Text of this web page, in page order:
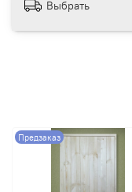
Выбрать
Предзаказ